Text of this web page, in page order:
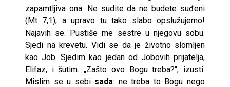
zapamtljiva ona: Ne sudite da ne budete suđeni
(Mt 7,1), a upravo tu tako slabo opslužujemo!
Najavih se. Pustiše me sestre u njegovu sobu.
Sjedi na krevetu. Vidi se da je životno slomljen
kao Job. Sjedim kao jedan od Jobovih prijatelja,
Elifaz, i šutim. „Zašto ovo Bogu treba?“, izusti.
Mislim se u sebi sada: ne treba to Bogu nego